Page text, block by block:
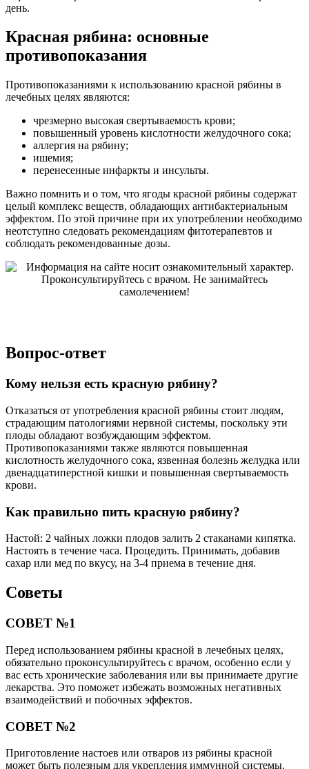
день.
Красная рябина: основные
противопоказания
Противопоказаниями к использованию красной рябины в
лечебных целях являются:
чрезмерно высокая свертываемость крови;
повышенный уровень кислотности желудочного сока;
аллергия на рябину;
ишемия;
перенесенные инфаркты и инсульты.
Важно помнить и о том, что ягоды красной рябины содержат
целый комплекс веществ, обладающих антибактериальным
эффектом. По этой причине при их употреблении необходимо
неотступно следовать рекомендациям фитотерапевтов и
соблюдать рекомендованные дозы.
Вопрос-ответ
Кому нельзя есть красную рябину?
Отказаться от употребления красной рябины стоит людям,
страдающим патологиями нервной системы, поскольку эти
плоды обладают возбуждающим эффектом.
Противопоказаниями также являются повышенная
кислотность желудочного сока, язвенная болезнь желудка или
двенадцатиперстной кишки и повышенная свертываемость
крови.
Как правильно пить красную рябину?
Настой: 2 чайных ложки плодов залить 2 стаканами кипятка.
Настоять в течение часа. Процедить. Принимать, добавив
сахар или мед по вкусу, на 3-4 приема в течение дня.
Советы
СОВЕТ №1
Перед использованием рябины красной в лечебных целях,
обязательно проконсультируйтесь с врачом, особенно если у
вас есть хронические заболевания или вы принимаете другие
лекарства. Это поможет избежать возможных негативных
взаимодействий и побочных эффектов.
СОВЕТ №2
Приготовление настоев или отваров из рябины красной
может быть полезным для укрепления иммунной системы.